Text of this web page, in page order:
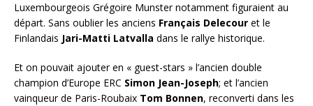
Luxembourgeois Grégoire Munster notamment figuraient au
départ. Sans oublier les anciens Français Delecour et le
Finlandais Jari-Matti Latvalla dans le rallye historique.
Et on pouvait ajouter en « guest-stars » l’ancien double
champion d’Europe ERC Simon Jean-Joseph; et l’ancien
vainqueur de Paris-Roubaix Tom Bonnen, reconverti dans les